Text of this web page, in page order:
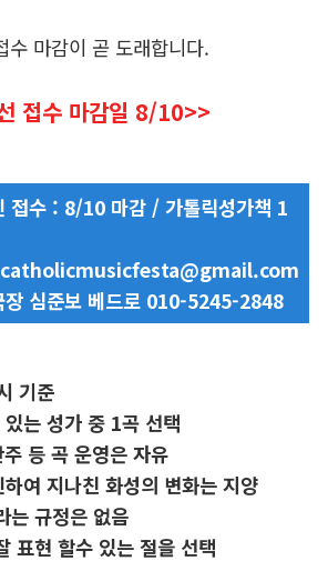
수 마감이 곧 도래합니다.
접수 마감일 8/10>>
수 : 8/10 마감 / 가톨릭성가책 1
catholicmusicfesta@gmail.com
심준보 베드로 010-5245-2848
기준
는 성가 중 1곡 선택
등 곡 운영은 자유
여 지나친 화성의 변화는 지양
는 규정은 없음
표현 할수 있는 절을 선택